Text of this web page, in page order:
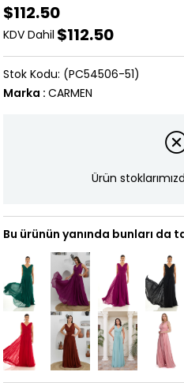
$112.50
KDV Dahil $112.50
(PC54506-51)
Marka : CARMEN
Ürün
Bu ürünün yanında bunları da